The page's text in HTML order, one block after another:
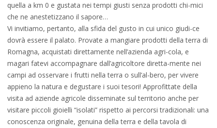
quella a km 0 e gustata nei tempi giusti senza prodotti chi-mici
che ne anestetizzano il sapore…
Vi invitiamo, pertanto, alla sfida del gusto in cui unico giudi-ce
dovrà essere il palato. Provate a mangiare prodotti della terra di
Romagna, acquistati direttamente nell’azienda agri-cola, e
magari fatevi accompagnare dall’agricoltore diretta-mente nei
campi ad osservare i frutti nella terra o sull’al-bero, per vivere
appieno la natura e degustare i suoi tesori! Approfittate della
visita ad aziende agricole disseminate sul territorio anche per
visitare piccoli gioielli “isolati” rispetto ai percorsi tradizionali: una
conoscenza originale, genuina della terra e della tavola di